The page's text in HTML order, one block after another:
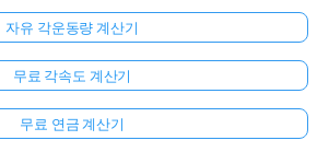
자유 각운동량 계산기
무료 각속도 계산기
무료 연금 계산기